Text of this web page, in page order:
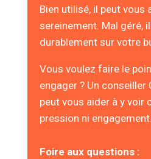
Bien utilisé, il peut vous
sereinement. Mal géré,
durablement sur votre
Vous voulez faire le
engager ? Un conseiller
peut vous aider à y voir
pression ni engagement.
Foire aux questions :